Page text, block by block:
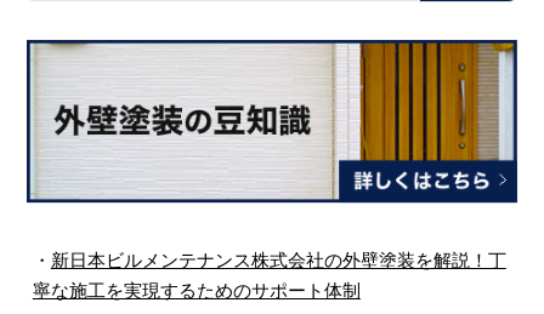
・ 新日本ビルメンテナンス株式会社の外壁塗装を解説！丁
寧な施工を実現するためのサポート体制